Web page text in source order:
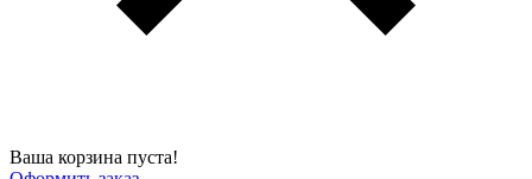
Ваша корзина пуста!